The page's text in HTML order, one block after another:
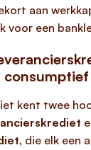
aan
voor een
kent twee
, die elk een